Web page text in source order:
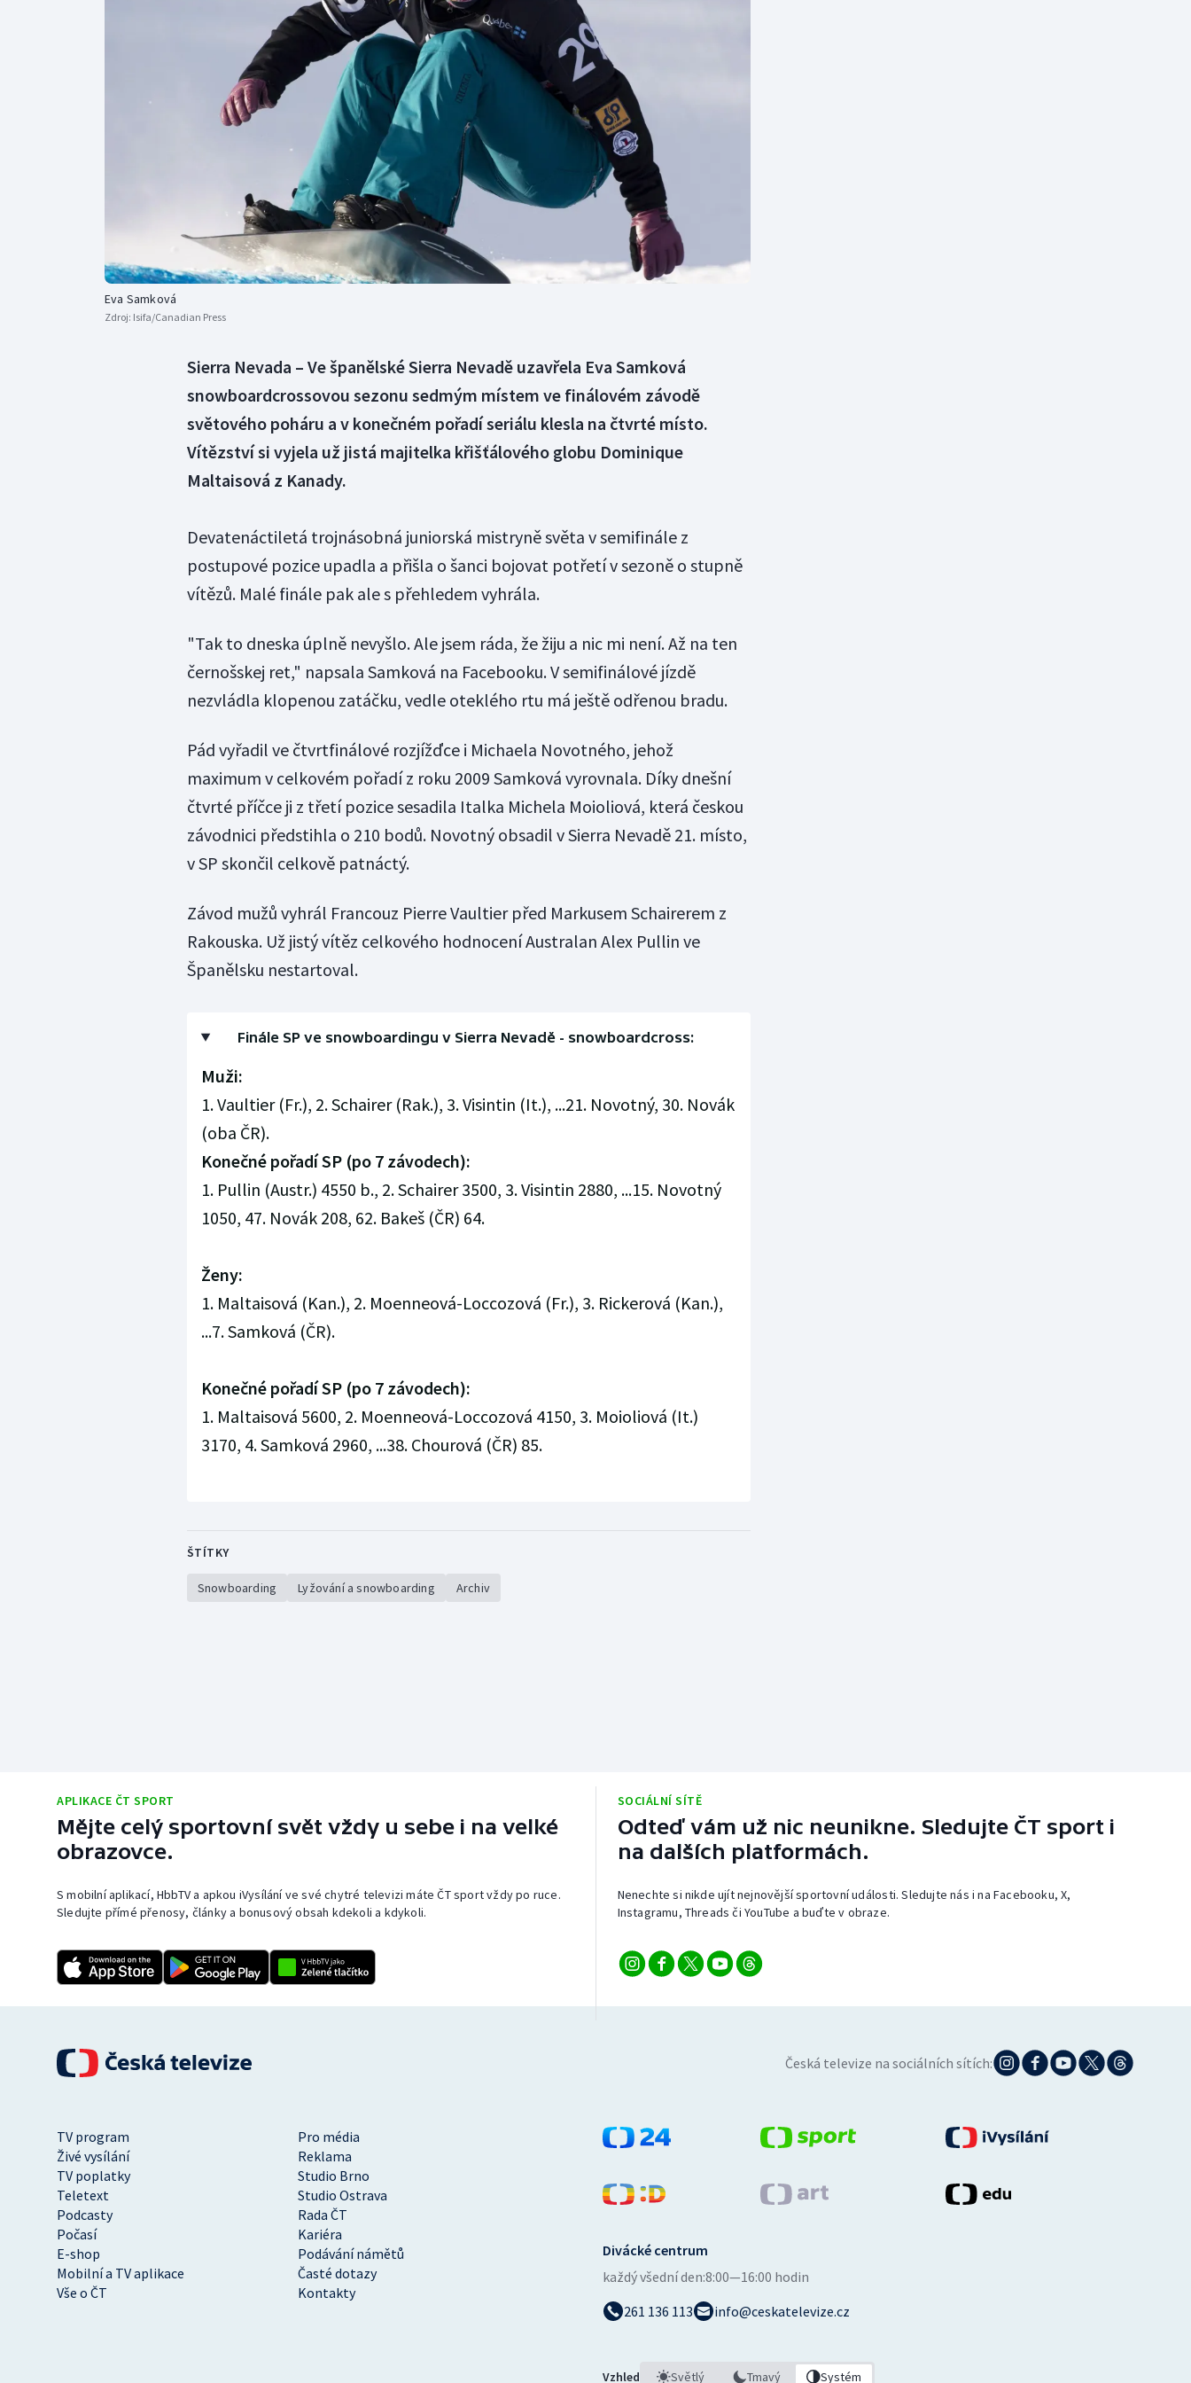
Curling
Florbal
Golf
Gymnastika
Moderní pětiboj
Motorsport
Olympijské hry
Parasport
Plavání
Volejbal
Ostatní
Eva Samková
Zdroj: Isifa/Canadian Press
Sierra Nevada – Ve španělské Sierra Nevadě uzavřela Eva Samková
snowboardcrossovou sezonu sedmým místem ve finálovém závodě
světového poháru a v konečném pořadí seriálu klesla na čtvrté místo.
Vítězství si vyjela už jistá majitelka křišťálového globu Dominique
Maltaisová z Kanady.
Devatenáctiletá trojnásobná juniorská mistryně světa v semifinále z
postupové pozice upadla a přišla o šanci bojovat potřetí v sezoně o stupně
vítězů. Malé finále pak ale s přehledem vyhrála.
"Tak to dneska úplně nevyšlo. Ale jsem ráda, že žiju a nic mi není. Až na ten
černošskej ret," napsala Samková na Facebooku. V semifinálové jízdě
nezvládla klopenou zatáčku, vedle oteklého rtu má ještě odřenou bradu.
Pád vyřadil ve čtvrtfinálové rozjížďce i Michaela Novotného, jehož
maximum v celkovém pořadí z roku 2009 Samková vyrovnala. Díky dnešní
čtvrté příčce ji z třetí pozice sesadila Italka Michela Moioliová, která českou
závodnici předstihla o 210 bodů. Novotný obsadil v Sierra Nevadě 21. místo,
v SP skončil celkově patnáctý.
Závod mužů vyhrál Francouz Pierre Vaultier před Markusem Schairerem z
Rakouska. Už jistý vítěz celkového hodnocení Australan Alex Pullin ve
Španělsku nestartoval.
Finále SP ve snowboardingu v Sierra Nevadě - snowboardcross:
Muži:
1. Vaultier (Fr.), 2. Schairer (Rak.), 3. Visintin (It.), ...21. Novotný, 30. Novák
(oba ČR).
Konečné pořadí SP (po 7 závodech):
1. Pullin (Austr.) 4550 b., 2. Schairer 3500, 3. Visintin 2880, ...15. Novotný
1050, 47. Novák 208, 62. Bakeš (ČR) 64.
Ženy:
1. Maltaisová (Kan.), 2. Moenneová-Loccozová (Fr.), 3. Rickerová (Kan.),
...7. Samková (ČR).
Konečné pořadí SP (po 7 závodech):
1. Maltaisová 5600, 2. Moenneová-Loccozová 4150, 3. Moioliová (It.)
3170, 4. Samková 2960, ...38. Chourová (ČR) 85.
ŠTÍTKY
Snowboarding Lyžování a snowboarding Archiv
APLIKACE ČT SPORT
Mějte celý sportovní svět vždy u sebe i na velké
obrazovce.
S mobilní aplikací, HbbTV a apkou iVysílání ve své chytré televizi máte ČT sport vždy po ruce.
Sledujte přímé přenosy, články a bonusový obsah kdekoli a kdykoli.
SOCIÁLNÍ SÍTĚ
Odteď vám už nic neunikne. Sledujte ČT sport i
na dalších platformách.
Nenechte si nikde ujít nejnovější sportovní události. Sledujte nás i na Facebooku, X,
Instagramu, Threads či YouTube a buďte v obraze.
Česká televize na sociálních sítích:
TV program
Pro média
Živé vysílání
Reklama
TV poplatky
Studio Brno
Teletext
Studio Ostrava
Podcasty
Rada ČT
Počasí
Kariéra
E-shop
Podávání námětů
Mobilní a TV aplikace
Časté dotazy
Vše o ČT
Kontakty
Divácké centrum
každý všední den:8:00—16:00 hodin
261 136 113
info@ceskatelevize.cz
Vzhled Světlý Tmavý Systém